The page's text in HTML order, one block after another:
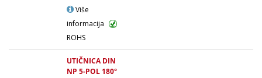
Više
informacija
ROHS
UTIČNICA DIN
NP 5-POL 180°